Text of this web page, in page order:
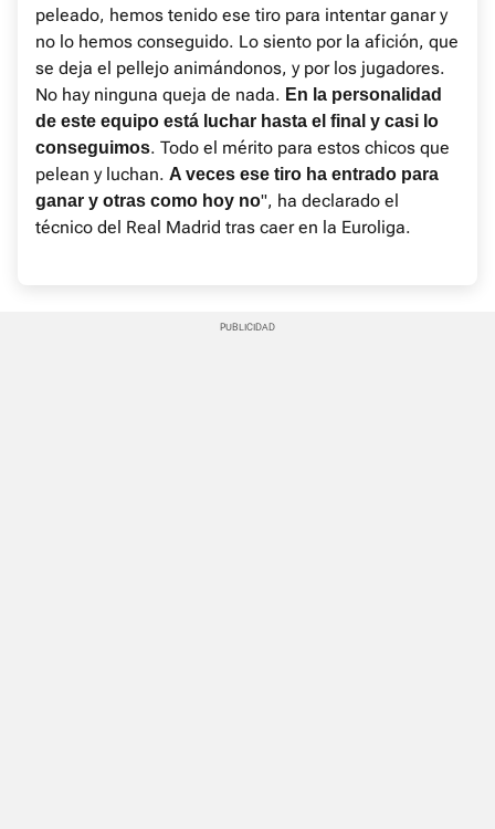
peleado, hemos tenido ese tiro para intentar ganar y
no lo hemos conseguido. Lo siento por la afición, que
se deja el pellejo animándonos, y por los jugadores.
No hay ninguna queja de nada. En la personalidad
de este equipo está luchar hasta el final y casi lo
conseguimos. Todo el mérito para estos chicos que
pelean y luchan. A veces ese tiro ha entrado para
ganar y otras como hoy no", ha declarado el
técnico del Real Madrid tras caer en la Euroliga.